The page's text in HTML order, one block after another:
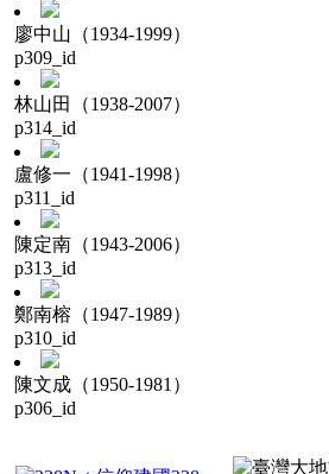
廖中山（1934-1999）
p309_id
林山田（1938-2007）
p314_id
盧修一（1941-1998）
p311_id
陳定南（1943-2006）
p313_id
鄭南榕（1947-1989）
p310_id
陳文成（1950-1981）
p306_id